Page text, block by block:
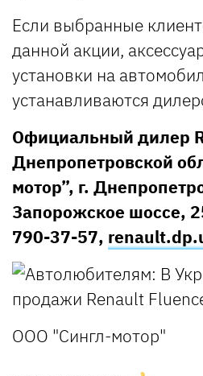
Если выбранные
данной акции,
установки на
устанавливаются
Официальный дилер
Днепропетровской
мотор”, г.
Запорожское шоссе,
790-37-57,
ООО "Сингл-мотор"